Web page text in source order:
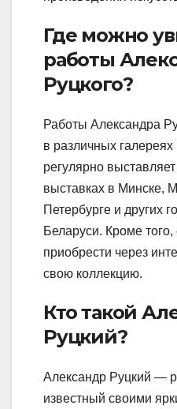
Где можно
работы
Руцкого?
Работы Александра
в различных
регулярно
выставках в Минске,
Петербурге и других
Беларуси. Кроме
приобрести через
свою коллекцию.
Кто такой
Руцкий?
Александр Руцкий —
известный своими